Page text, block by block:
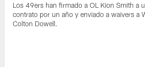
Los 49ers han firmado a OL Kion Smith a
contrato por un año y enviado a waivers a
Colton Dowell.